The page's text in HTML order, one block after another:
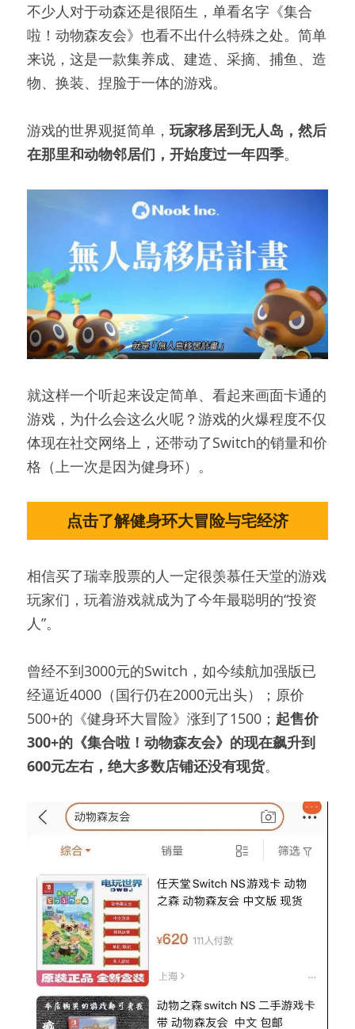
不少人对于动森还是很陌生，单看名字《集合
啦！动物森友会》也看不出什么特殊之处。简单
来说，这是一款集养成、建造、采摘、捕鱼、造
物、换装、捏脸于一体的游戏。
游戏的世界观挺简单， 玩家移居到无人岛，然后
在那里和动物邻居们，开始度过一年四季。
就这样一个听起来设定简单、看起来画面卡通的
游戏，为什么会这么火呢？游戏的火爆程度不仅
体现在社交网络上，还带动了Switch的销量和价
格（上一次是因为健身环）。
点击了解健身环大冒险与宅经济
相信买了瑞幸股票的人一定很羡慕任天堂的游戏
玩家们，玩着游戏就成为了今年最聪明的“投资
人”。
曾经不到3000元的Switch，如今续航加强版已
经逼近4000（国行仍在2000元出头）；原价
500+的《健身环大冒险》涨到了1500； 起售价
300+的《集合啦！动物森友会》的现在飙升到
600元左右，绝大多数店铺还没有现货。